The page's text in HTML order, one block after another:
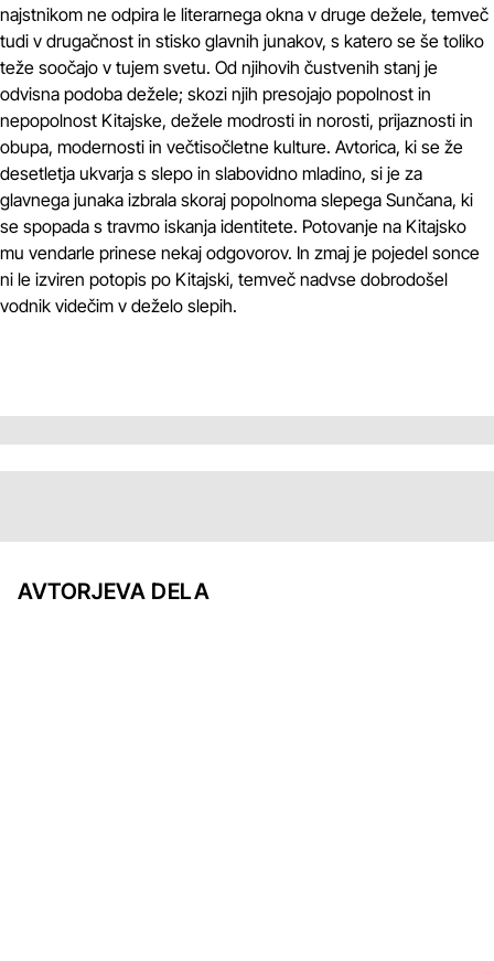
najstnikom ne odpira le literarnega okna v druge dežele, temveč
tudi v drugačnost in stisko glavnih junakov, s katero se še toliko
teže soočajo v tujem svetu. Od njihovih čustvenih stanj je
odvisna podoba dežele; skozi njih presojajo popolnost in
nepopolnost Kitajske, dežele modrosti in norosti, prijaznosti in
obupa, modernosti in večtisočletne kulture. Avtorica, ki se že
desetletja ukvarja s slepo in slabovidno mladino, si je za
glavnega junaka izbrala skoraj popolnoma slepega Sunčana, ki
se spopada s travmo iskanja identitete. Potovanje na Kitajsko
mu vendarle prinese nekaj odgovorov. In zmaj je pojedel sonce
ni le izviren potopis po Kitajski, temveč nadvse dobrodošel
vodnik videčim v deželo slepih.
AVTORJEVA DELA